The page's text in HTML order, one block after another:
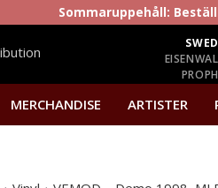
Sommaruppehåll:
MERCHANDISE ARTISTER